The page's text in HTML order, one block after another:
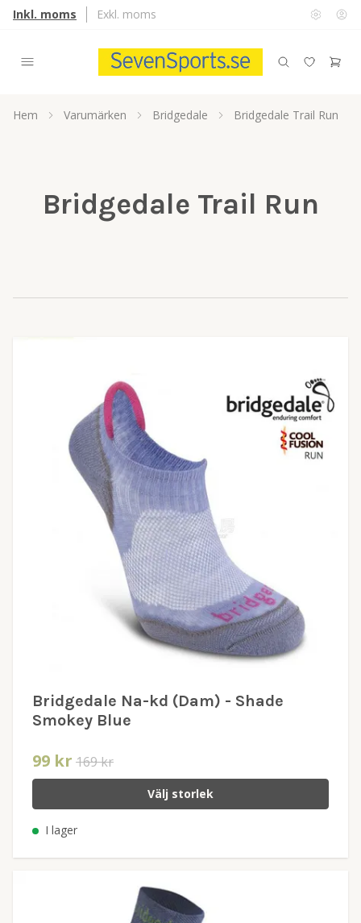
Inkl. moms Exkl. moms
Hem Varumärken Bridgedale Bridgedale Trail Run
Bridgedale Trail Run
Bridgedale Na-kd (Dam) - Shade
Smokey Blue
99 kr 169 kr
Välj storlek
I lager